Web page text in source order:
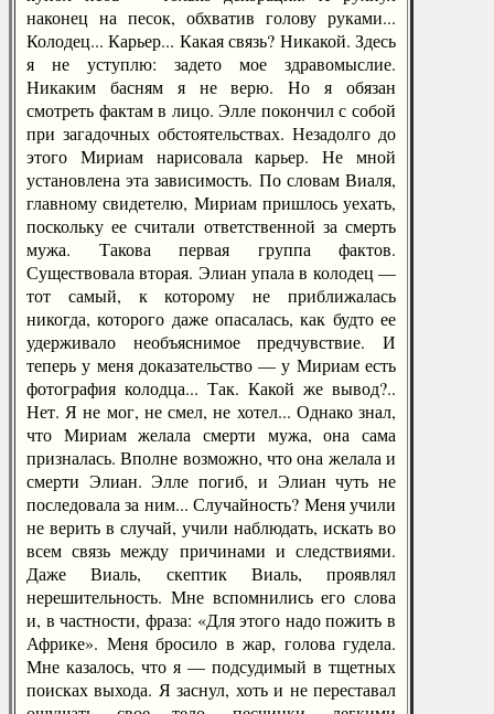
наконец на песок, обхватив голову руками...
Колодец... Карьер... Какая связь? Никакой. Здесь
я не уступлю: задето мое здравомыслие.
Никаким басням я не верю. Но я обязан
смотреть фактам в лицо. Элле покончил с собой
при загадочных обстоятельствах. Незадолго до
этого Мириам нарисовала карьер. Не мной
установлена эта зависимость. По словам Виаля,
главному свидетелю, Мириам пришлось уехать,
поскольку ее считали ответственной за смерть
мужа. Такова первая группа фактов.
Существовала вторая. Элиан упала в колодец —
тот самый, к которому не приближалась
никогда, которого даже опасалась, как будто ее
удерживало необъяснимое предчувствие. И
теперь у меня доказательство — у Мириам есть
фотография колодца... Так. Какой же вывод?..
Нет. Я не мог, не смел, не хотел... Однако знал,
что Мириам желала смерти мужа, она сама
призналась. Вполне возможно, что она желала и
смерти Элиан. Элле погиб, и Элиан чуть не
последовала за ним... Случайность? Меня учили
не верить в случай, учили наблюдать, искать во
всем связь между причинами и следствиями.
Даже Виаль, скептик Виаль, проявлял
нерешительность. Мне вспомнились его слова
и, в частности, фраза: «Для этого надо пожить в
Африке». Меня бросило в жар, голова гудела.
Мне казалось, что я — подсудимый в тщетных
поисках выхода. Я заснул, хоть и не переставал